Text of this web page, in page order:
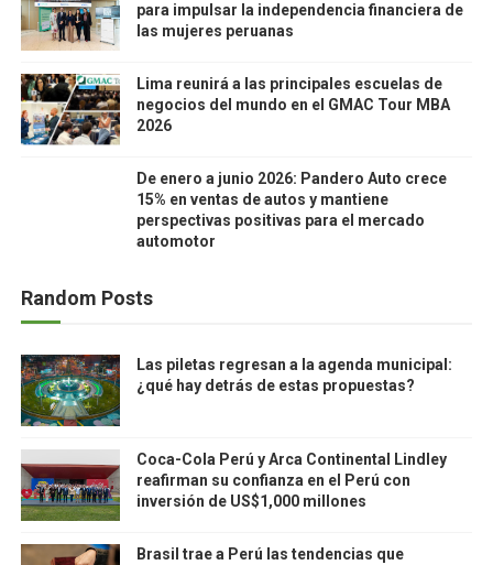
para impulsar la independencia financiera de
las mujeres peruanas
Lima reunirá a las principales escuelas de
negocios del mundo en el GMAC Tour MBA
2026
De enero a junio 2026: Pandero Auto crece
15% en ventas de autos y mantiene
perspectivas positivas para el mercado
automotor
Random Posts
Las piletas regresan a la agenda municipal:
¿qué hay detrás de estas propuestas?
Coca-Cola Perú y Arca Continental Lindley
reafirman su confianza en el Perú con
inversión de US$1,000 millones
Brasil trae a Perú las tendencias que